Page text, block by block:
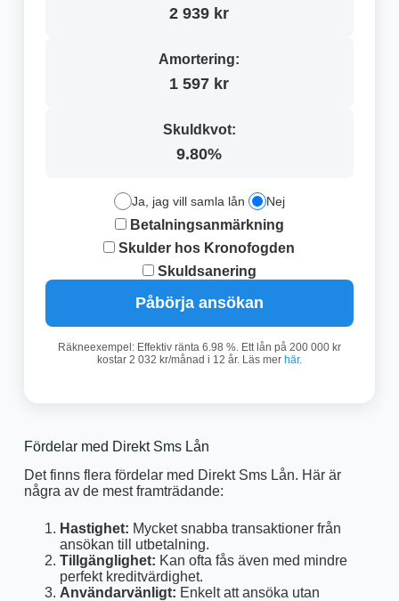
2 939 kr
Amortering:
1 597 kr
Skuldkvot:
9.80%
Ja, jag vill samla lån Nej
Betalningsanmärkning
Skulder hos Kronofogden
Skuldsanering
Påbörja ansökan
Räkneexempel: Effektiv ränta 6.98 %. Ett lån på 200 000 kr
kostar 2 032 kr/månad i 12 år. Läs mer här.
Fördelar med Direkt Sms Lån
Det finns flera fördelar med Direkt Sms Lån. Här är
några av de mest framträdande:
Hastighet: Mycket snabba transaktioner från
ansökan till utbetalning.
Tillgänglighet: Kan ofta fås även med mindre
perfekt kreditvärdighet.
Användarvänligt: Enkelt att ansöka utan